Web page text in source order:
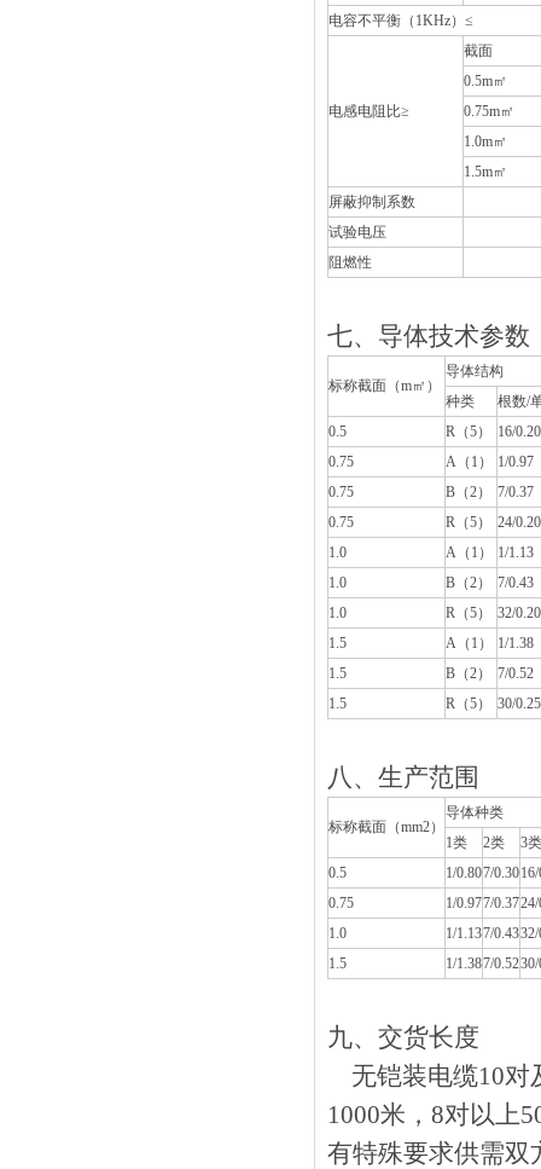
电容不平衡（1KHz）≤
电感电阻比≥
截面
0.5m㎡
0.75m㎡
1.0m㎡
1.5m㎡
屏蔽抑制系数
试验电压
阻燃性
七、导体技术参数
标称截面（m㎡）
导体结构
种类
根数/
0.5
R（5）
16/
0.75
A（1）
1/0.97
0.75
B（2）
7/0.37
0.75
R（5）
24/
1.0
A（1）
1/1.13
1.0
B（2）
7/0.43
1.0
R（5）
32/
1.5
A（1）
1/1.38
1.5
B（2）
7/0.52
1.5
R（5） 30/
八、生产范围
标称截面（mm2）
导体种类
1类
2类
3类
0.5
1/0.807/0.30
0.75
1/0.977/0.37
1.0
1/1.137/0.43
1.5
1/1.387/0.52
九、交货长度
无铠装电缆10对及
1000米，8对以上
有特殊要求供需双